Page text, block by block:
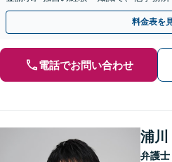
決に導いた実績あり。まずはお気軽に
料金表を
電話でお問い合わせ
浦川
弁護士